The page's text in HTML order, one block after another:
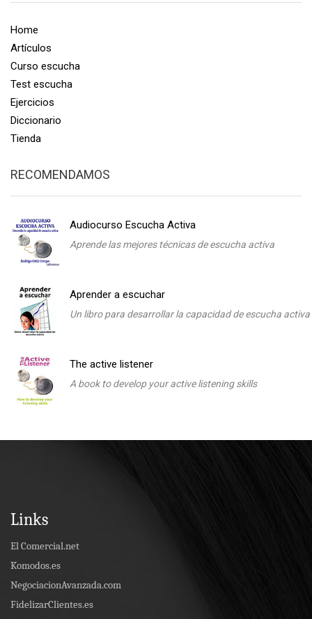
Home
Artículos
Curso escucha
Test escucha
Ejercicios
Diccionario
Tienda
RECOMENDAMOS
Audiocurso Escucha Activa
Aprende las mejores técnicas de escucha activa
Aprender a escuchar
Un libro para desarrollar la capacidad de escucha activa
The active listener
A book to develop your active listening skills
Links
El Comercial.net
Komodos.es
NegociacionAvanzada.com
FidelizarClientes.es